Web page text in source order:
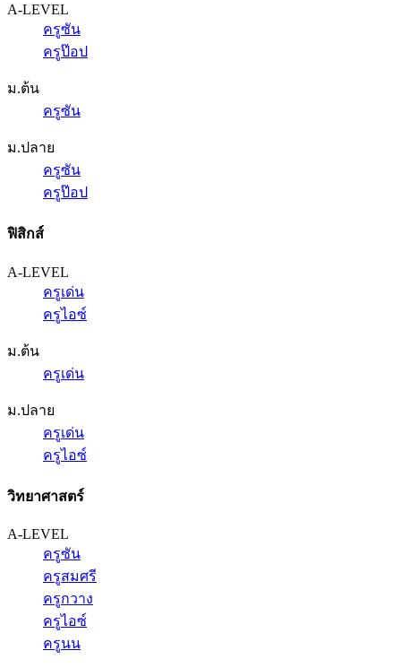
A-LEVEL
ครูซัน
ครูป๊อป
ม.ต้น
ครูซัน
ม.ปลาย
ครูซัน
ครูป๊อป
ฟิสิกส์
A-LEVEL
ครูเด่น
ครูไอซ์
ม.ต้น
ครูเด่น
ม.ปลาย
ครูเด่น
ครูไอซ์
วิทยาศาสตร์
A-LEVEL
ครูซัน
ครูสมศรี
ครูกวาง
ครูไอซ์
ครูนน